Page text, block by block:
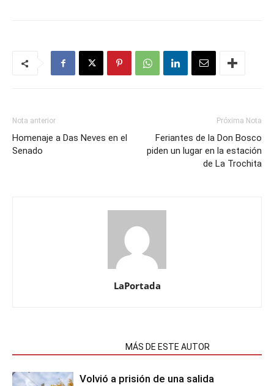
Nota anterior
Homenaje a Das Neves en el
Senado
Próxima Nota
Feriantes de la Don Bosco
piden un lugar en la estación
de La Trochita
LaPortada
MÁS DE ESTE AUTOR
Volvió a prisión de una salida